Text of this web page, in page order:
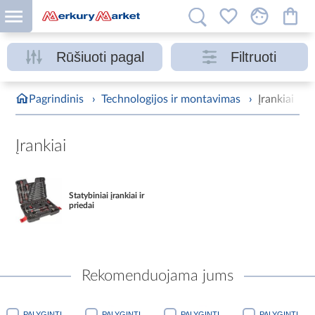
Rūšiuoti pagal Filtruoti
Pagrindinis › Technologijos ir montavimas › Įrankiai
Įrankiai
Statybiniai įrankiai ir
priedai
Rekomenduojama jums